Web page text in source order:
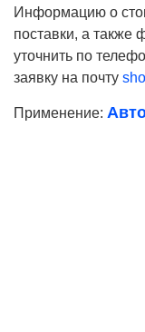
Информацию о
поставки, а также
уточнить по
заявку на почту
Применение:
Ваше имя